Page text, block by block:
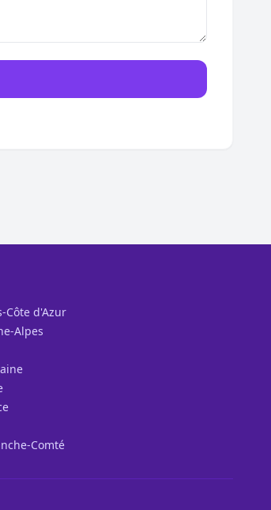
Côte d'Azur
Alpes
Comté